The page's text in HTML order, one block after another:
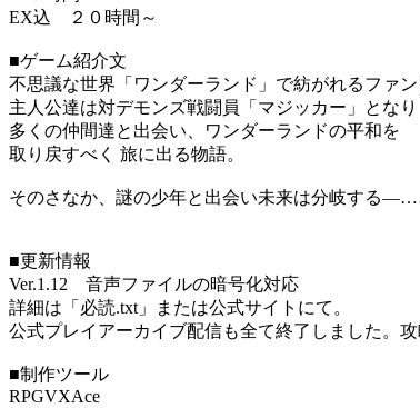
EX込 ２０時間～
■ゲーム紹介文
不思議な世界「ワンダーランド」で紡がれるファン
主人公達は対デモンズ戦闘員「マジッカー」となり
多くの仲間達と出会い、ワンダーランドの平和を
取り戻すべく 旅に出る物語。
そのさなか、謎の少年と出会い未来は分岐する
■更新情報
Ver.1.12 音声ファイルの暗号化対応
詳細は「必読.txt」または公式サイトにて。
公式プレイアーカイブ配信も全て終了しました。
■制作ツール
RPGVXAce